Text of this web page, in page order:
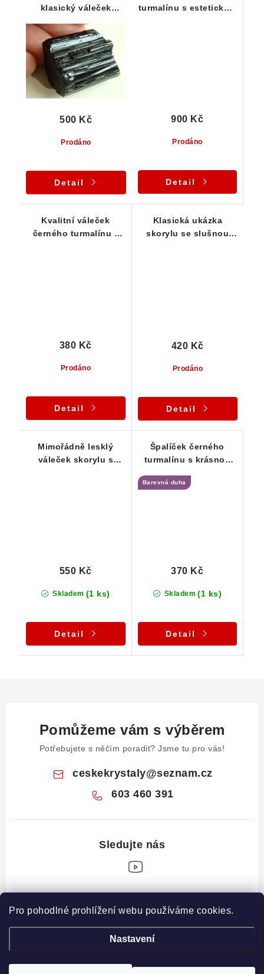
Pro pohodlné prohlížení webu používáme cookies.
Nastavení
klasický váleček
g
Prodáno
500 Kč
Detail
turmalínu s estetickým
Prodáno
900 Kč
Detail
Kvalitní váleček
černého turmalínu z
Prodáno
380 Kč
Detail
Klasická ukázka
skorylu se slušnou
Prodáno
420 Kč
Detail
Mimořádně lesklý
váleček skorylu s
Skladem (1 ks)
550 Kč
Detail
Špalíček černého
turmalínu s krásnou
duhou - 9 g
Barevná duha
Skladem (1 ks)
370 Kč
Detail
Pomůžeme vám s výběrem
Potřebujete s něčím poradit? Jsme tu pro vás!
ceskekrystaly@seznam.cz
603 460 391
Z
Informace pro vás
Obchodní podmínky